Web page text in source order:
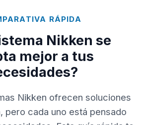
RÁPIDA
Nikken se
mejor a tus
Nikken ofrecen soluciones
pero cada uno está pensado